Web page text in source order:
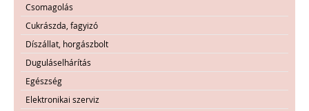
Csomagolás
Cukrászda, fagyizó
Díszállat, horgászbolt
Duguláselhárítás
Egészség
Elektronikai szerviz